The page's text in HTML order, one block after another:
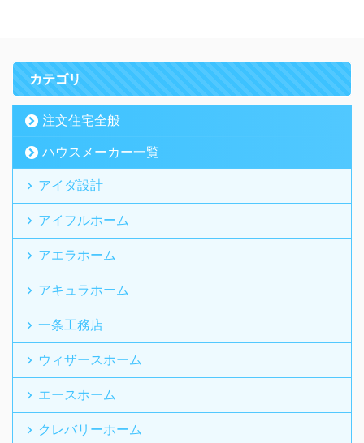
カテゴリ
注文住宅全般
ハウスメーカー一覧
アイダ設計
アイフルホーム
アエラホーム
アキュラホーム
一条工務店
ウィザースホーム
エースホーム
クレバリーホーム